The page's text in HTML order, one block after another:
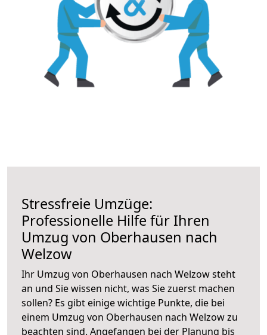
Stressfreie Umzüge:
Professionelle Hilfe für Ihren
Umzug von Oberhausen nach
Welzow
Ihr Umzug von Oberhausen nach Welzow steht
an und Sie wissen nicht, was Sie zuerst machen
sollen? Es gibt einige wichtige Punkte, die bei
einem Umzug von Oberhausen nach Welzow zu
beachten sind. Angefangen bei der Planung bis